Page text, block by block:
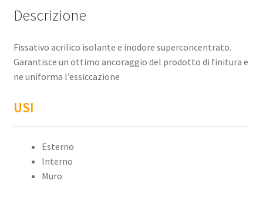
Descrizione
Fissativo acrilico isolante e inodore superconcentrato.
Garantisce un ottimo ancoraggio del prodotto di finitura e
ne uniforma l’essiccazione
USI
Esterno
Interno
Muro